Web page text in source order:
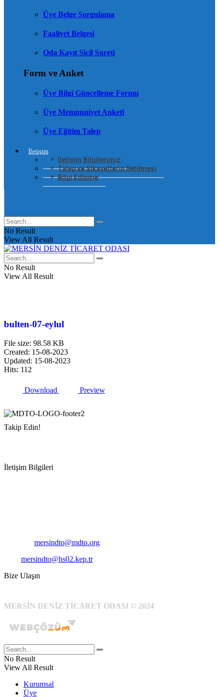
Üye Belge Sorgulama
Faaliyet Belgesi
Oda Kayıt Sicil Sureti
Form ve Anket
Üye Bilgi Güncelleme Formu
Üye Memnuniyet Anketi
Üye Eğitim Talep
İletişim
İletişim Bilgilerimiz
Talep ve Şikayetlerin İletilmesi
Bilgi Edinme
No Result
View All Result
No Result
View All Result
bulten-07-eylul
File size: 98.58 KB
Created: 15-08-2023
Updated: 15-08-2023
Hits: 112
Download Preview
Takip Edin!
İletişim Bilgileri
mersindto@mdto.org
mersindto@hs02.kep.tr
Bize Ulaşın
MERSİN DENİZ TİCARET ODASI © 2024
No Result
View All Result
Kurumsal
Üye